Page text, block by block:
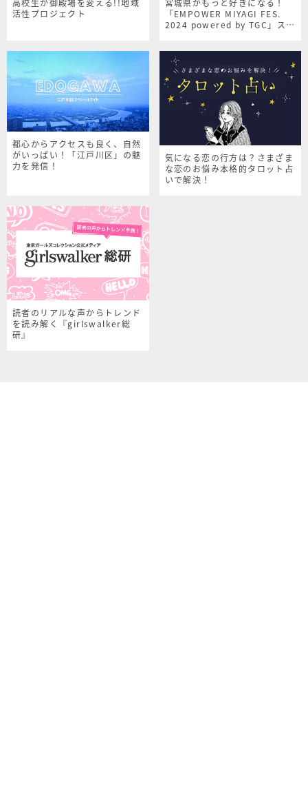
高校生が御殿場を変える!!地域
活性プロジェクト
宮城県がもっと好きになる！
「EMPOWER MIYAGI FES.
2024 powered by TGC」スペ
都心からアクセスも良く、自然
がいっぱい！「江戸川区」の魅
力を発信！
気になる恋の行方は？さまざま
な恋のお悩み本格的タロット占
いで解決！
読者のリアルな声からトレンド
を読み解く『girlswalker総
研』